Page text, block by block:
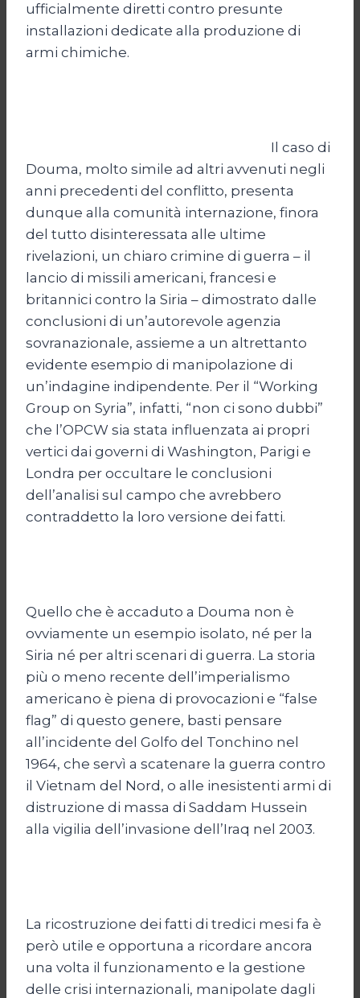
ufficialmente diretti contro presunte
installazioni dedicate alla produzione di
armi chimiche.
Il caso di
Douma, molto simile ad altri avvenuti negli
anni precedenti del conflitto, presenta
dunque alla comunità internazione, finora
del tutto disinteressata alle ultime
rivelazioni, un chiaro crimine di guerra – il
lancio di missili americani, francesi e
britannici contro la Siria – dimostrato dalle
conclusioni di un’autorevole agenzia
sovranazionale, assieme a un altrettanto
evidente esempio di manipolazione di
un’indagine indipendente. Per il “Working
Group on Syria”, infatti, “non ci sono dubbi”
che l’OPCW sia stata influenzata ai propri
vertici dai governi di Washington, Parigi e
Londra per occultare le conclusioni
dell’analisi sul campo che avrebbero
contraddetto la loro versione dei fatti.
Quello che è accaduto a Douma non è
ovviamente un esempio isolato, né per la
Siria né per altri scenari di guerra. La storia
più o meno recente dell’imperialismo
americano è piena di provocazioni e “false
flag” di questo genere, basti pensare
all’incidente del Golfo del Tonchino nel
1964, che servì a scatenare la guerra contro
il Vietnam del Nord, o alle inesistenti armi di
distruzione di massa di Saddam Hussein
alla vigilia dell’invasione dell’Iraq nel 2003.
La ricostruzione dei fatti di tredici mesi fa è
però utile e opportuna a ricordare ancora
una volta il funzionamento e la gestione
delle crisi internazionali, manipolate dagli